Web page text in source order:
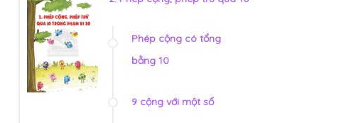
Phép cộng có tổng
bằng 10
9 cộng với một số